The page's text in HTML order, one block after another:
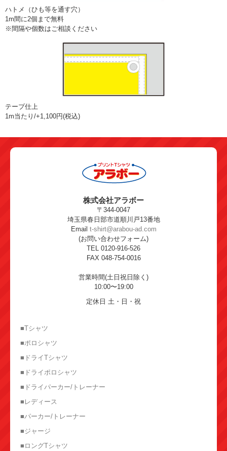
ハトメ（ひも等を通す穴）
1m間に2個まで無料
※間隔や個数はご相談ください
テープ仕上
1m当たり/+1,100円(税込)
株式会社アラボー
〒344-0047
埼玉県春日部市道順川戸13番地
Email t-shirt@arabou-ad.com
(お問い合わせフォーム)
TEL 0120-916-526
FAX 048-754-0016
営業時間(土日祝日除く)
10:00〜19:00
定休日 土・日・祝
■Tシャツ
■ポロシャツ
■ドライTシャツ
■ドライポロシャツ
■ドライパーカー/トレーナー
■レディース
■パーカー/トレーナー
■ジャージ
■ロングTシャツ